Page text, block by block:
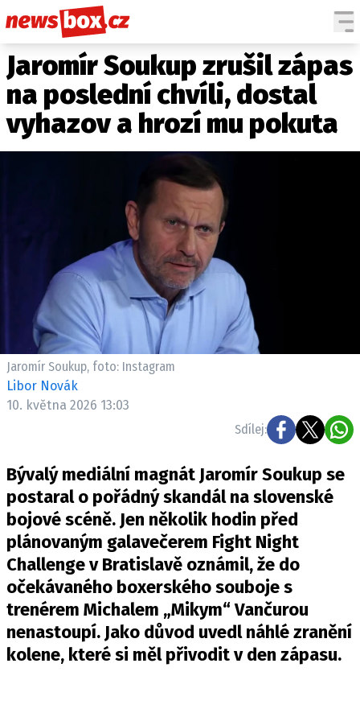
DOMÁCÍ
POČASÍ
KRIMI
SPORT
ČESKÉ CELEBRITY
SVĚTOVÉ CELEBRITY
SLEDUJTE NÁS NA|
Máte příběh, fotku nebo video?
Pošlete e-mail na newsbox.cz
KONTAKT
VYDAVATEL
INZERCE
OSOBNÍ ÚDAJE / COOKIES
VOLNÁ MÍSTA
Provozovatelem serveru newsbox.cz je
Jaromír Soukup zrušil zápas
na poslední chvíli, dostal
vyhazov a hrozí mu pokuta
Jaromír Soukup, foto: Instagram
Libor Novák
10. května 2026 13:03
Sdílej:
Bývalý mediální magnát Jaromír Soukup se
postaral o pořádný skandál na slovenské
bojové scéně. Jen několik hodin před
plánovaným galavečerem Fight Night
Challenge v Bratislavě oznámil, že do
očekávaného boxerského souboje s
trenérem Michalem „Mikym“ Vančurou
nenastoupí. Jako důvod uvedl náhlé zranění
kolene, které si měl přivodit v den zápasu.